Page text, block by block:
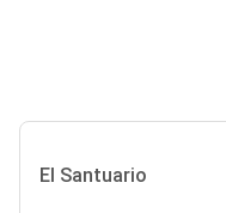
El Santuario